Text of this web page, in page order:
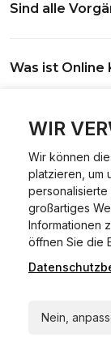
WIR
Wir können
platzieren, um
personalisierte
großartiges
Informationen
öffnen Sie die
Nein,
Antrag wird
Sind alle
Abmeldungen für
Was ist Online
ummelden oder
Welche
Zeitersparnis,
Behörde
Welche
Fahrzeugbrief,
Wie sicher ist
Kann ich
abmelden?